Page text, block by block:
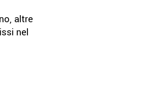
altre
nel